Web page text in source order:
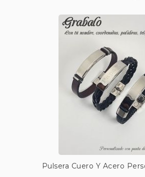
Pulsera Cuero Y Acero